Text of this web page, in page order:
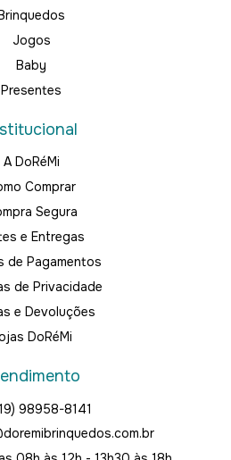
Jogos
Baby
Presentes
A DoRéMi
Comprar
Segura
e Entregas
de Pagamentos
de Privacidade
e Devoluções
DoRéMi
98958-8141